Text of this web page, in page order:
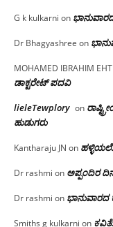
G k kulkarni on
Dr Bhagyashree on
MOHAMED IBRAHIM
ಡಾಕ್ಟರೇಟ್ ಪದವಿ
lieleTewplory on
ಹುಡುಗರು
Kantharaju JN on
Dr rashmi on ಅಪ್ಪಂದಿರ
Dr rashmi on
Smiths g kulkarni on